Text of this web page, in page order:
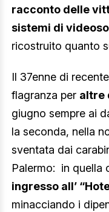
racconto delle
sistemi di
ricostruito quanto
Il 37enne di
flagranza per altre
giugno sempre ai
la seconda, nella
sventata dai
Palermo: in quella
ingresso all’
minacciando i